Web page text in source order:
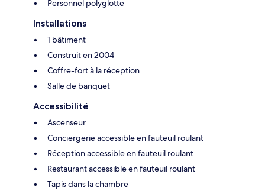
Personnel polyglotte
Installations
1 bâtiment
Construit en 2004
Coffre-fort à la réception
Salle de banquet
Accessibilité
Ascenseur
Conciergerie accessible en fauteuil roulant
Réception accessible en fauteuil roulant
Restaurant accessible en fauteuil roulant
Tapis dans la chambre